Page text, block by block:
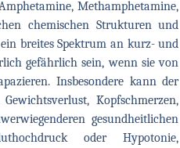
Methamphetamine,
chemischen Strukturen und
breites Spektrum an kurz- und
gefährlich sein, wenn sie von
Insbesondere kann der
Kopfschmerzen,
gesundheitlichen
oder Hypotonie,